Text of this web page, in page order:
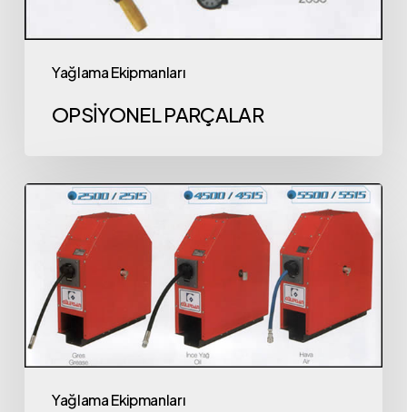
Yağlama Ekipmanları
OPSİYONEL PARÇALAR
Yağlama Ekipmanları